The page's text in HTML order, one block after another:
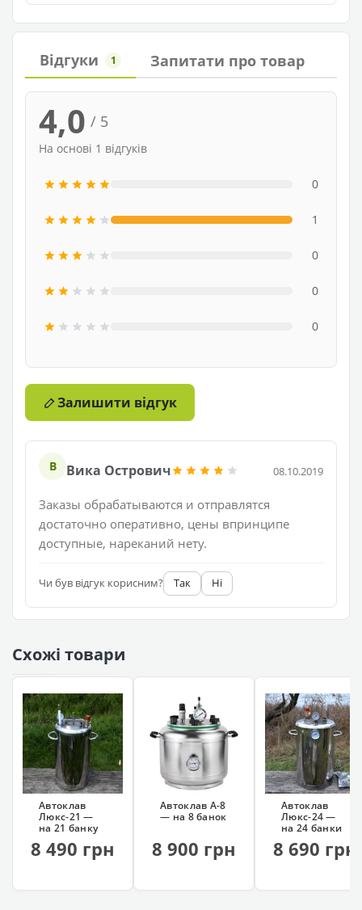
Відгуки 1 Запитати про товар
4,0 / 5
На основі 1 відгуків
0
1
0
0
0
Залишити відгук
В Вика Острович 08.10.2019
Заказы обрабатываются и отправлятся
достаточно оперативно, цены впринципе
доступные, нареканий нету.
Чи був відгук корисним? Так Ні
Схожі товари
Автоклав
Люкс-21 —
на 21 банку
8 490 грн
Автоклав А-8
— на 8 банок
8 900 грн
Автоклав
Люкс-24 —
на 24 банки
8 690 грн